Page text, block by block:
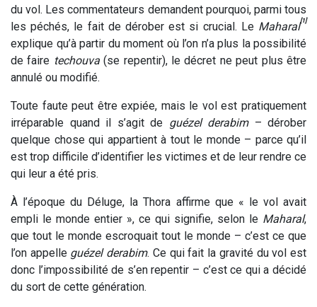
du vol. Les commentateurs demandent pourquoi, parmi tous
les péchés, le fait de dérober est si crucial. Le Maharal[1]
explique qu’à partir du moment où l’on n’a plus la possibilité
de faire techouva(se repentir), le décret ne peut plus être
annulé ou modifié.
Toute faute peut être expiée, mais le vol est pratiquement
irréparable quand il s’agit de guézel derabim– dérober
quelque chose qui appartient à tout le monde – parce qu’il
est trop difficile d’identifier les victimes et de leur rendre ce
qui leur a été pris.
À l’époque du Déluge, la Thora affirme que « le vol avait
empli le monde entier », ce qui signifie, selon le Maharal,
que tout le monde escroquait tout le monde – c’est ce que
l’on appelle guézel derabim. Ce qui fait la gravité du vol est
donc l’impossibilité de s’en repentir – c’est ce qui a décidé
du sort de cette génération.